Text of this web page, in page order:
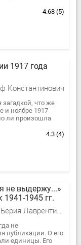
4.68 (5)
1917 года
Константинович
загадкой, что же
и ноябре 1917
ли произошла
как теперь4.3 (4)
не выдержу...»
1945 гг.
Кремлёв Сергей, Берия Лаврентий Павлович
не
публикации. О его
единицы. Его